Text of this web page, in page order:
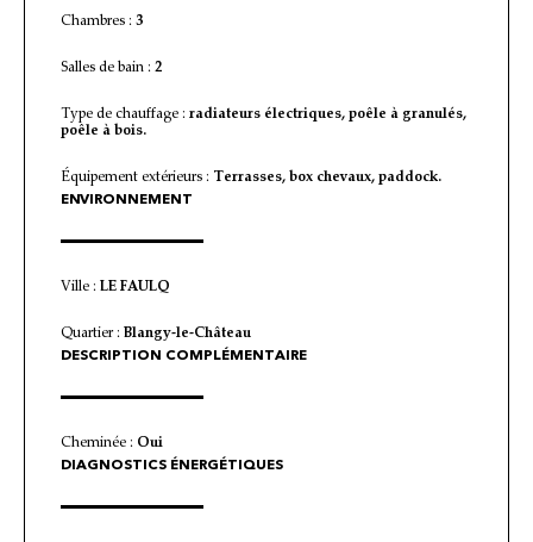
Chambres : 3
Salles de bain : 2
Type de chauffage : radiateurs électriques, poêle à granulés,
poêle à bois.
Équipement extérieurs : Terrasses, box chevaux, paddock.
ENVIRONNEMENT
Ville : LE FAULQ
Quartier : Blangy-le-Château
DESCRIPTION COMPLÉMENTAIRE
Cheminée : Oui
DIAGNOSTICS ÉNERGÉTIQUES